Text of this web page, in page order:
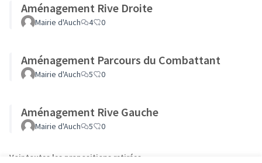
Aménagement Rive Droite
Mairie d'Auch 4 0
Aménagement Parcours du Combattant
Mairie d'Auch 5 0
Aménagement Rive Gauche
Mairie d'Auch 5 0
Voir toutes les propositions retirées